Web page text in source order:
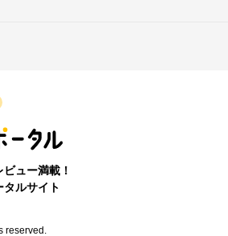
ュー満載！
ルサイト
reserved.